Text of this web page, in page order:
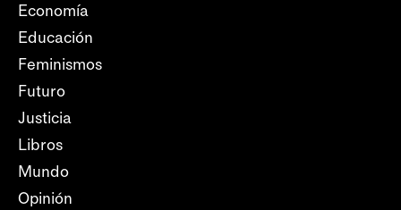
Economía
Educación
Feminismos
Futuro
Justicia
Libros
Mundo
Opinión